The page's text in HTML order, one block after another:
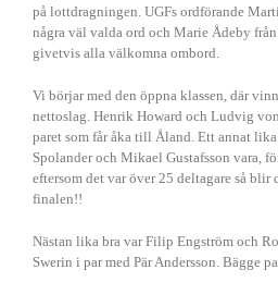
på lottdragningen. UGFs ordförande
några väl valda ord och Marie Ådeby
givetvis alla välkomna ombord.
Vi börjar med den öppna klassen, där
nettoslag. Henrik Howard och Ludvig
paret som får åka till Åland. Ett annat
Spolander och Mikael Gustafsson vara,
eftersom det var över 25 deltagare så blir
finalen!!
Nästan lika bra var Filip Engström och
Swerin i par med Pär Andersson. Bägge